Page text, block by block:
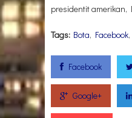
presidentit amerikan,
Tags: Bota, Facebook,
Facebook
Google+